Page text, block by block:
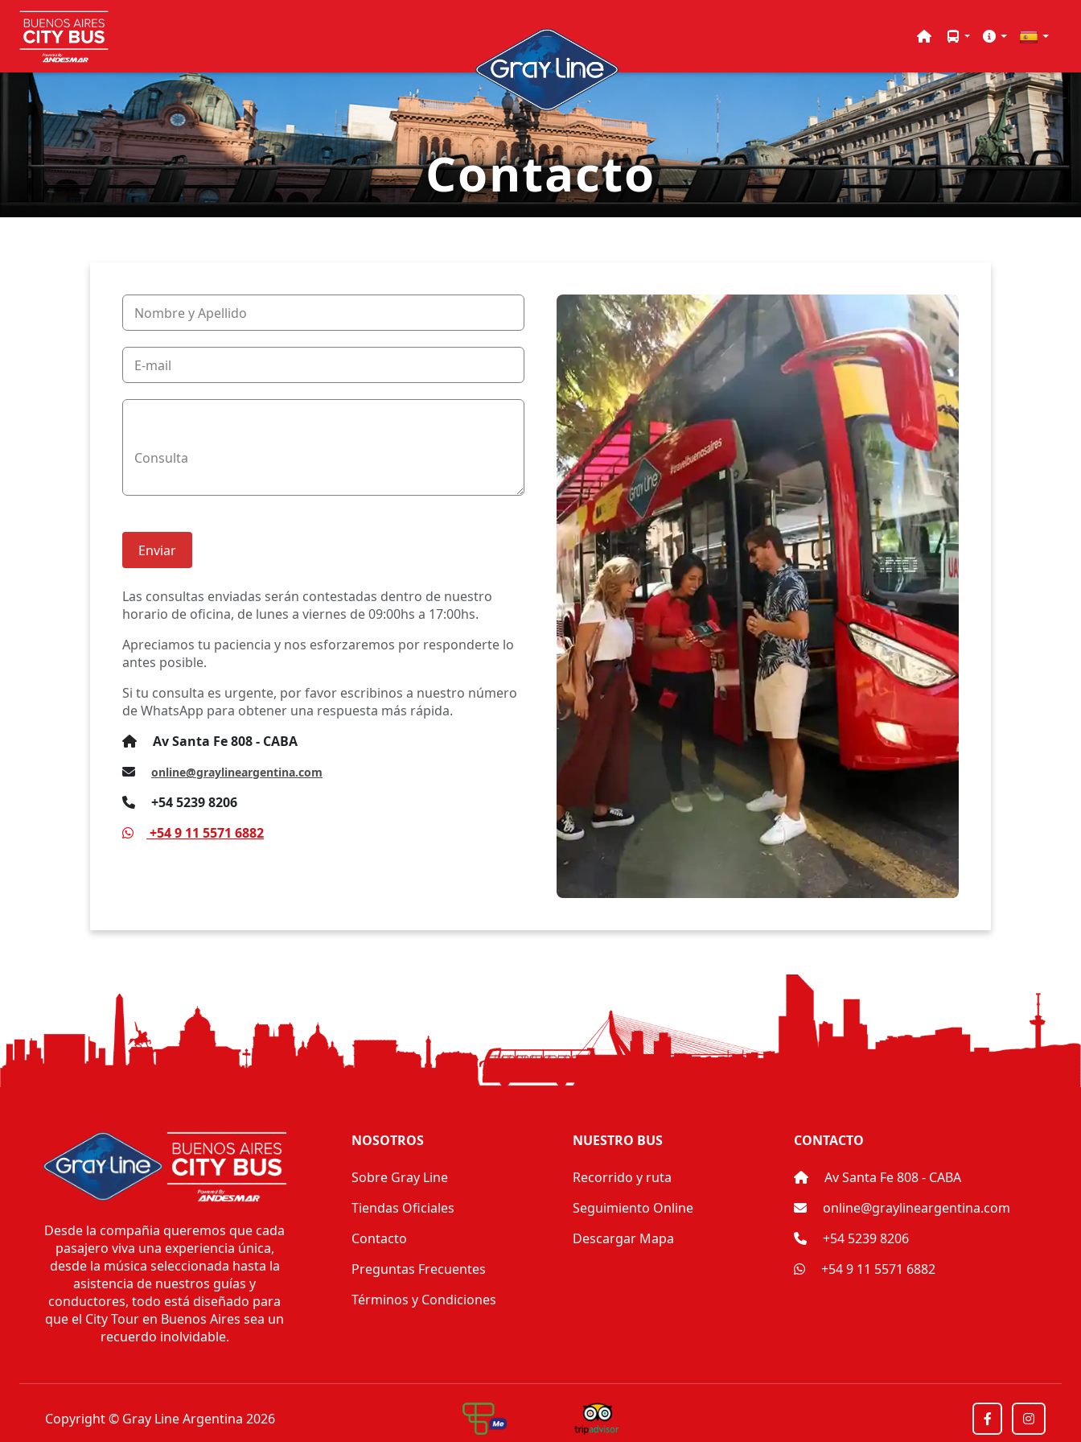
Contacto
Nombre y Apellido
E-mail
Consulta
Enviar
Las consultas enviadas serán contestadas dentro de nuestro
horario de oficina, de lunes a viernes de 09:00hs a 17:00hs.
Apreciamos tu paciencia y nos esforzaremos por responderte lo
antes posible.
Si tu consulta es urgente, por favor escribinos a nuestro número
de WhatsApp para obtener una respuesta más rápida.
Av Santa Fe 808 - CABA
online@graylineargentina.com
+54 5239 8206
+54 9 11 5571 6882
Desde la compañia queremos que cada
pasajero viva una experiencia única,
desde la música seleccionada hasta la
asistencia de nuestros guías y
conductores, todo está diseñado para
que el City Tour en Buenos Aires sea un
recuerdo inolvidable.
NOSOTROS
Sobre Gray Line
Tiendas Oficiales
Contacto
Preguntas Frecuentes
Términos y Condiciones
NUESTRO BUS
Recorrido y ruta
Seguimiento Online
Descargar Mapa
CONTACTO
Av Santa Fe 808 - CABA
online@graylineargentina.com
+54 5239 8206
+54 9 11 5571 6882
Copyright © Gray Line Argentina 2026